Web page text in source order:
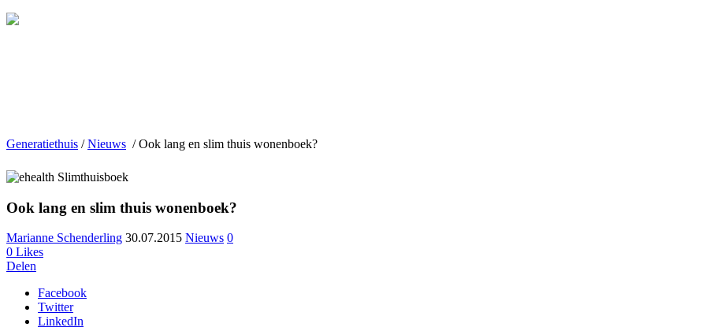
Generatiethuis /Nieuws /Ook lang en slim thuis wonenboek?
Ook lang en slim thuis wonenboek?
Marianne Schenderling 30.07.2015 Nieuws 0
0 Likes
Delen
Facebook
Twitter
LinkedIn